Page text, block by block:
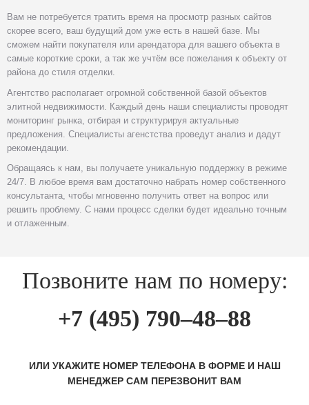
Вам не потребуется тратить время на просмотр разных сайтов
скорее всего, ваш будущий дом уже есть в нашей базе. Мы
сможем найти покупателя или арендатора для вашего объекта в
самые короткие сроки, а так же учтём все пожелания к объекту от
района до стиля отделки.
Агентство располагает огромной собственной базой объектов
элитной недвижимости. Каждый день наши специалисты проводят
мониторинг рынка, отбирая и структурируя актуальные
предложения. Специалисты агенстства проведут анализ и дадут
рекомендации.
Обращаясь к нам, вы получаете уникальную поддержку в режиме
24/7. В любое время вам достаточно набрать номер собственного
консультанта, чтобы мгновенно получить ответ на вопрос или
решить проблему. С нами процесс сделки будет идеально точным
и отлаженным.
Позвоните нам по номеру:
+7 (495) 790–48–88
ИЛИ УКАЖИТЕ НОМЕР ТЕЛЕФОНА В ФОРМЕ И НАШ
МЕНЕДЖЕР САМ ПЕРЕЗВОНИТ ВАМ